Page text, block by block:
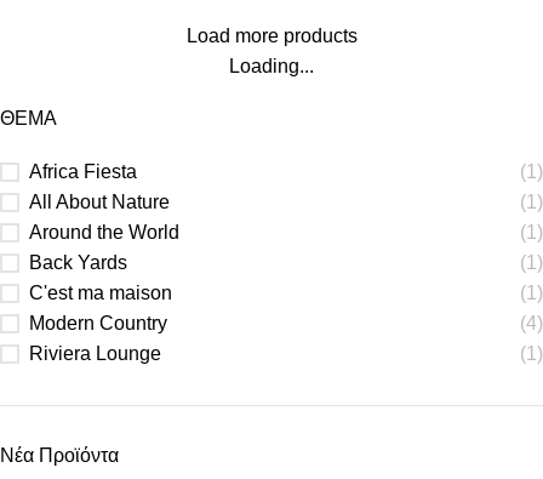
ΘΕΜΑ
Africa Fiesta
(1)
All About Nature
(1)
Around the World
(1)
Back Yards
(1)
C'est ma maison
(1)
Modern Country
(4)
Riviera Lounge
(1)
Νέα Προϊόντα
Load more products
Loading...